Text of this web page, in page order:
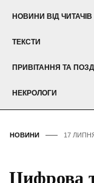
НОВИНИ ВІД ЧИТАЧІВ
ТЕКСТИ
ПРИВІТАННЯ ТА
НЕКРОЛОГИ
НОВИНИ 17
Цифрова